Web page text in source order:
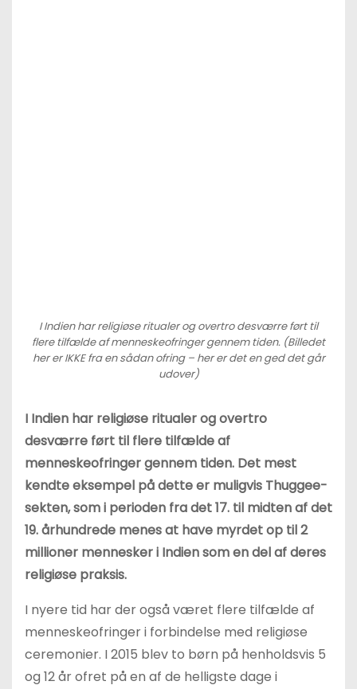
I Indien har religiøse ritualer og overtro desværre ført til
flere tilfælde af menneskeofringer gennem tiden. (Billedet
her er IKKE fra en sådan ofring – her er det en ged det går
udover)
I Indien har religiøse ritualer og overtro
desværre ført til flere tilfælde af
menneskeofringer gennem tiden. Det mest
kendte eksempel på dette er muligvis Thuggee-
sekten, som i perioden fra det 17. til midten af det
19. århundrede menes at have myrdet op til 2
millioner mennesker i Indien som en del af deres
religiøse praksis.
I nyere tid har der også været flere tilfælde af
menneskeofringer i forbindelse med religiøse
ceremonier. I 2015 blev to børn på henholdsvis 5
og 12 år ofret på en af de helligste dage i